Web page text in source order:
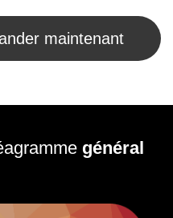
maintenant
général